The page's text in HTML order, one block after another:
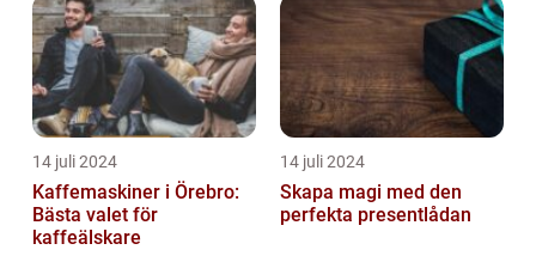
14 juli 2024
Kaffemaskiner i Örebro:
Bästa valet för
kaffeälskare
14 juli 2024
Skapa magi med den
perfekta presentlådan